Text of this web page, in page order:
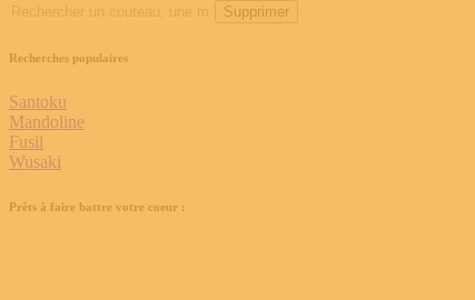
Supprimer
Recherches populaires
Santoku
Mandoline
Fusil
Wusaki
Prêts à faire battre votre coeur :